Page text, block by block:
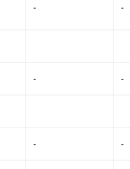
- -
- -
- -